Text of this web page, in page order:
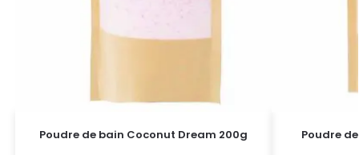
Poudre de bain Coconut Dream 200g Poudre